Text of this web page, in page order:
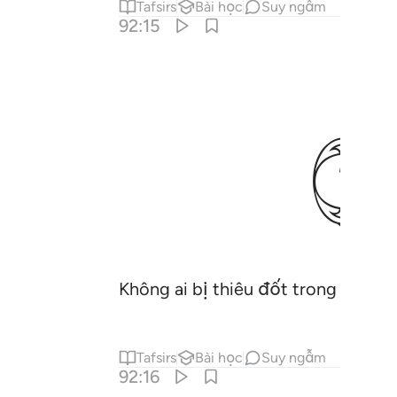
Tafsirs Bài học Suy ngẫm
92:15
ﱜ
Không ai bị thiêu đốt trong đó
Tafsirs Bài học Suy ngẫm
92:16